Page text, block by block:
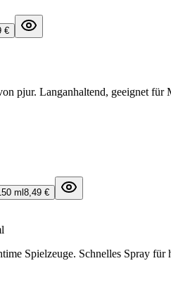
€
pjur. Langanhaltend, geeignet für
ml 8,49 €
Spielzeuge. Schnelles Spray für